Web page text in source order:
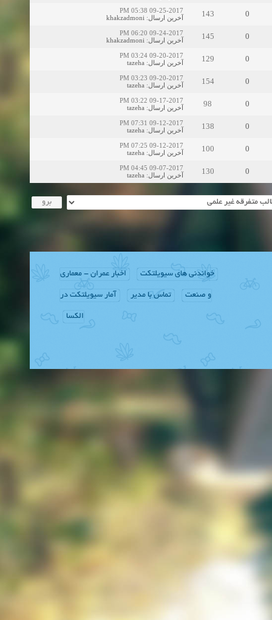
0
143
09-25-2017 05:38 PM
آخرین ارسال:
khakzadmoni
0
145
09-24-2017 06:20 PM
آخرین ارسال:
khakzadmoni
0
129
09-20-2017 03:24 PM
آخرین ارسال:
tazeha
0
154
09-20-2017 03:23 PM
آخرین ارسال:
tazeha
0
98
09-17-2017 03:22 PM
آخرین ارسال:
tazeha
0
138
09-12-2017 07:31 PM
آخرین ارسال:
tazeha
0
100
09-12-2017 07:25 PM
آخرین ارسال:
tazeha
0
130
09-07-2017 04:45 PM
آخرین ارسال:
tazeha
خواندنی های سیویلتکت اخبار عمران - معماری
و صنعت تماس با مدیر آمار سیویلتکت در
الکسا